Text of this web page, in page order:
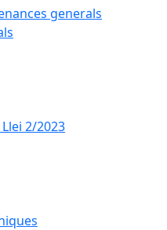
generals
2/2023